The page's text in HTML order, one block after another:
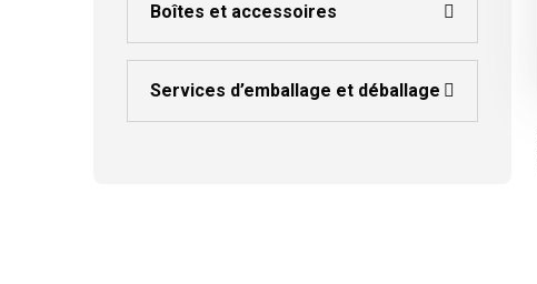
Boîtes et accessoires
Services d’emballage et déballage